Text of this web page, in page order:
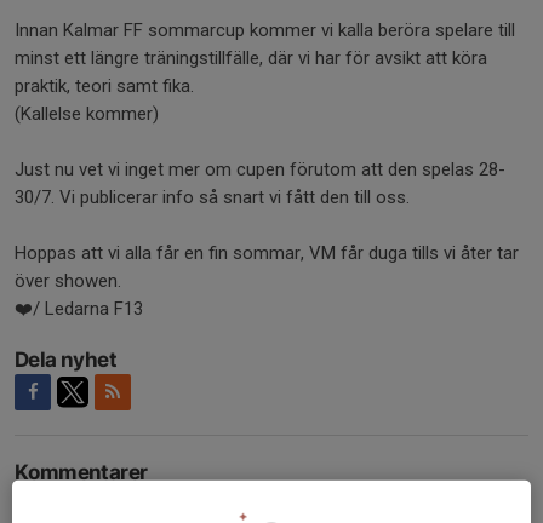
Innan Kalmar FF sommarcup kommer vi kalla beröra spelare till
minst ett längre träningstillfälle, där vi har för avsikt att köra
praktik, teori samt fika.
(Kallelse kommer)
Just nu vet vi inget mer om cupen förutom att den spelas 28-
30/7. Vi publicerar info så snart vi fått den till oss.
Hoppas att vi alla får en fin sommar, VM får duga tills vi åter tar
över showen.
❤️/ Ledarna F13
Dela nyhet
Kommentarer